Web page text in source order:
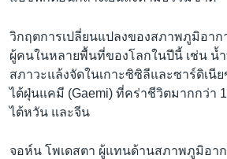
วิกฤตการเปลี่ยนแปลงของสภาพภูมิอาก
ผู้คนในหลายพื้นที่ของโลกในปีนี้ เช่น น้
สภาวะแล้งจัดในเกาะซิซิลีและซาร์ดิเนี
ไต้ฝุ่นแคมี (Gaemi) ที่คร่าชีวิตมากกว่า
ไต้หวัน และจีน
จอห์น โพเดสตา ผู้แทนด้านสภาพภูมิอา